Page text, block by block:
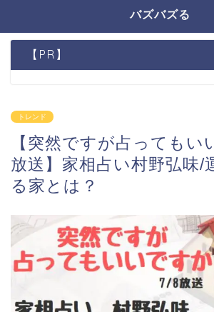
バズバズる
【PR】
トレンド
【突然ですが占ってもい
放送】家相占い村野弘味/
る家とは？